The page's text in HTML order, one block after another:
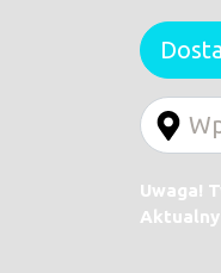
Uwaga!
Aktualny